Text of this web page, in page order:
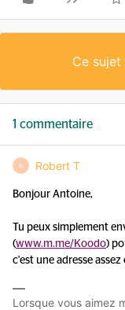
Ce
1 commentaire
R Robert T
Bonjour Antoine,
Tu peux simplement
(www.m.me/Koodo)
c'est une adresse
Lorsque vous aimez